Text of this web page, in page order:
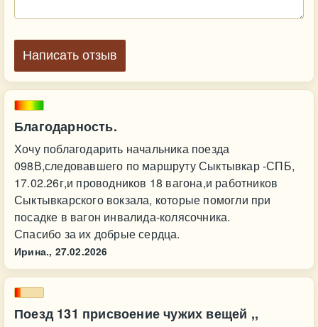
Благодарность.
Хочу поблагодарить начальника поезда
098В,следовавшего по маршруту Сыктывкар -СПБ,
17.02.26г,и проводников 18 вагона,и работников
Сыктывкарского вокзала, которые помогли при
посадке в вагон инвалида-колясочника.
Спасибо за их добрые сердца.
Ирина., 27.02.2026
Поезд 131 присвоение чужих вещей ,,
Написать отзыв